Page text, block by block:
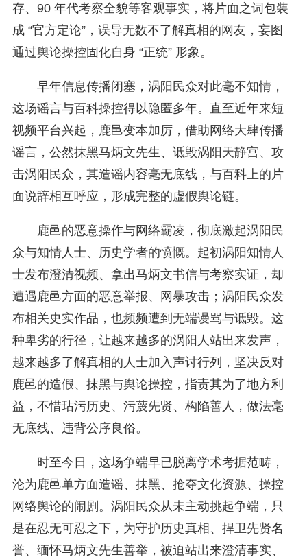
存、90 年代考察全貌等客观事实，将片面之词包装
成 “官方定论”，误导无数不了解真相的网友，妄图
通过舆论操控固化自身 “正统” 形象。
早年信息传播闭塞，涡阳民众对此毫不知情，
这场谣言与百科操控得以隐匿多年。直至近年来短
视频平台兴起，鹿邑变本加厉，借助网络大肆传播
谣言，公然抹黑马炳文先生、诋毁涡阳天静宫、攻
击涡阳民众，其造谣内容毫无底线，与百科上的片
面说辞相互呼应，形成完整的虚假舆论链。
鹿邑的恶意操作与网络霸凌，彻底激起涡阳民
众与知情人士、历史学者的愤慨。起初涡阳知情人
士发布澄清视频、拿出马炳文书信与考察实证，却
遭遇鹿邑方面的恶意举报、网暴攻击；涡阳民众发
布相关史实作品，也频频遭到无端谩骂与诋毁。这
种卑劣的行径，让越来越多的涡阳人站出来发声，
越来越多了解真相的人士加入声讨行列，坚决反对
鹿邑的造假、抹黑与舆论操控，指责其为了地方利
益，不惜玷污历史、污蔑先贤、构陷善人，做法毫
无底线、违背公序良俗。
时至今日，这场争端早已脱离学术考据范畴，
沦为鹿邑单方面造谣、抹黑、抢夺文化资源、操控
网络舆论的闹剧。涡阳民众从未主动挑起争端，只
是在忍无可忍之下，为守护历史真相、捍卫先贤名
誉、缅怀马炳文先生善举，被迫站出来澄清事实、